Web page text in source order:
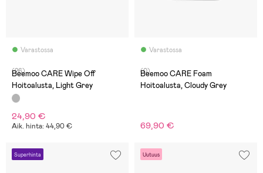
Varastossa
(26)
Beemoo CARE Wipe Off
Hoitoalusta, Light Grey
24,90 €
Aik. hinta: 44,90 €
Varastossa
(0)
Beemoo CARE Foam
Hoitoalusta, Cloudy Grey
69,90 €
Superhinta Uutuus